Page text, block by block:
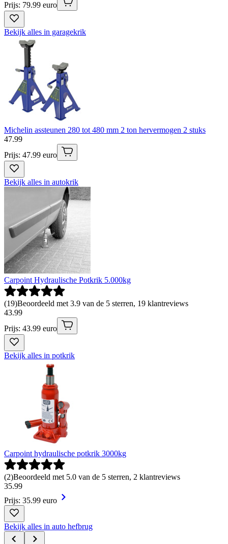
Prijs: 79.99 euro
Bekijk alles in garagekrik
Michelin assteunen 280 tot 480 mm 2 ton hervermogen 2 stuks
47.99
Prijs: 47.99 euro
Bekijk alles in autokrik
Carpoint Hydraulische Potkrik 5.000kg
(19)Beoordeeld met 3.9 van de 5 sterren, 19 klantreviews
43.99
Prijs: 43.99 euro
Bekijk alles in potkrik
Carpoint hydraulische potkrik 3000kg
(2)Beoordeeld met 5.0 van de 5 sterren, 2 klantreviews
35.99
Prijs: 35.99 euro
Bekijk alles in auto hefbrug